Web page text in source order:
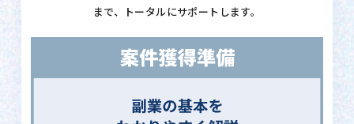
まで、トータルにサポートします。